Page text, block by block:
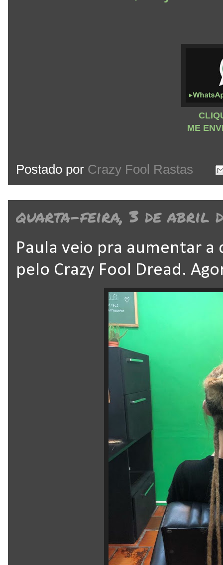
ME
Postado por Crazy Fool Rastas
quarta-feira, 3 de abril
Paula veio pra aumentar
pelo Crazy Fool Dread.